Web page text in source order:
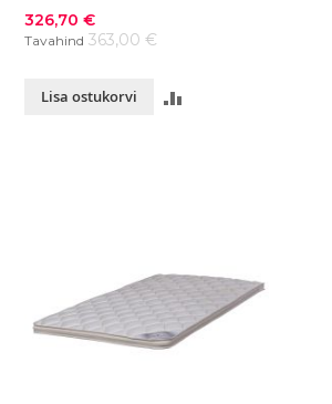
Soodushind
326,70 €
Tavahind 363,00 €
Lisa ostukorvi